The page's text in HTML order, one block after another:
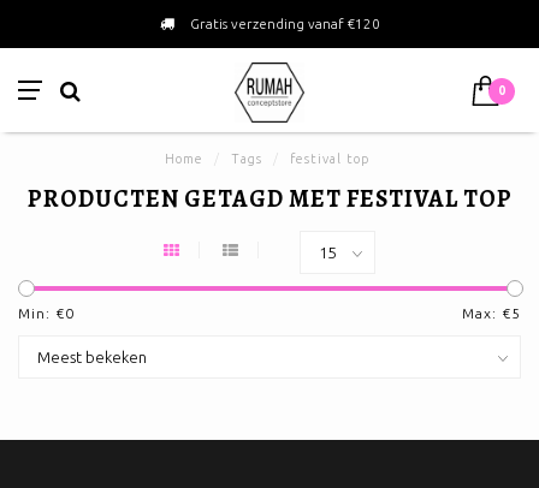
Gratis verzending vanaf €120
0
Home Tags festival top
PRODUCTEN GETAGD MET FESTIVAL TOP
Min: €0 Max: €5